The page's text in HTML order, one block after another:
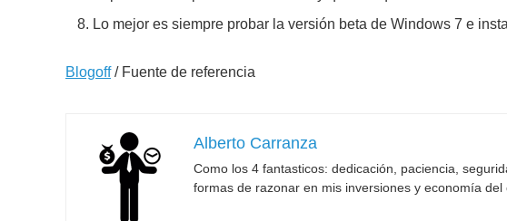
Lo mejor es siempre probar la versión beta de Windows 7 e
Blogoff/ Fuente de referencia
Alberto Carranza
Como los 4 fantasticos: dedicación, paciencia,
formas de razonar en mis inversiones y economía del